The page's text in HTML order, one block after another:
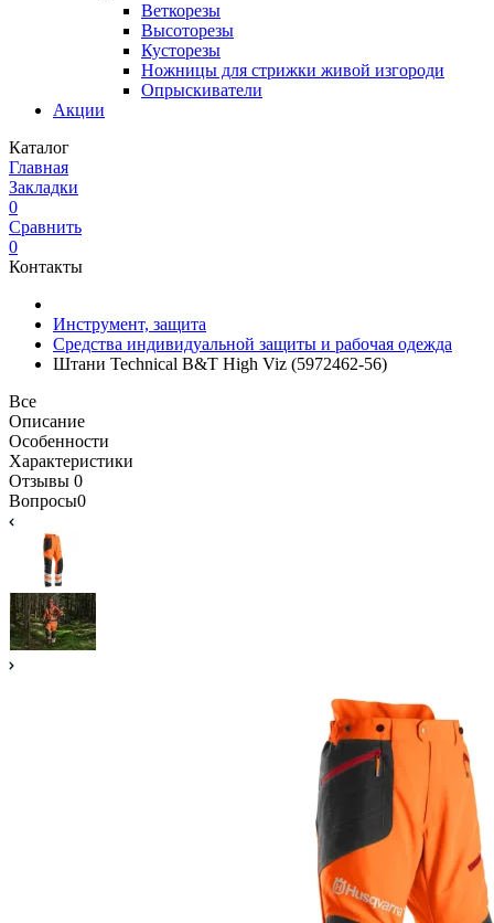
Веткорезы
Высоторезы
Кусторезы
Ножницы для стрижки живой изгороди
Опрыскиватели
Акции
Каталог
Главная
Закладки
0
Сравнить
0
Контакты
Инструмент, защита
Средства индивидуальной защиты и рабочая одежда
Штани Technical B&T High Viz (5972462-56)
Все
Описание
Особенности
Характеристики
Отзывы 0
Вопросы0